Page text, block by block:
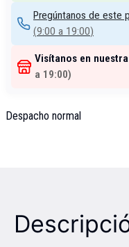
Pregúntanos de este
(9:00 a 19:00)
Visítanos en
a 19:00)
Despacho normal